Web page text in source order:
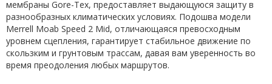
мембраны Gore-Tex, предоставляет выдающуюся защиту в
разнообразных климатических условиях. Подошва модели
Merrell Moab Speed 2 Mid, отличающаяся превосходным
уровнем сцепления, гарантирует стабильное движение по
скользким и грунтовым трассам, давая вам уверенность во
время преодоления любых маршрутов.